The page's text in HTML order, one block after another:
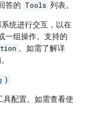
答的 Tools 列表。
统进行交互，以在
一组操作。支持的
。如需了解详
)
具配置。如需查看使